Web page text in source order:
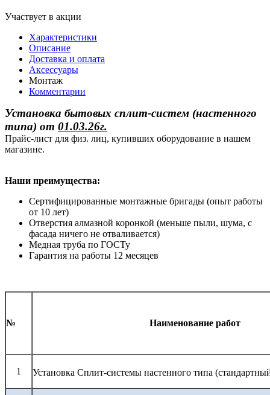
Участвует в акции
Характеристики
Описание
Доставка и оплата
Аксессуары
Монтаж
Комментарии
Установка бытовых сплит-систем (настенного
типа) от 01.03.26г.
Прайс-лист для физ. лиц, купивших оборудование в нашем
магазине.
Наши преимущества:
Сертифицированные монтажные бригады (опыт работы
от 10 лет)
Отверстия алмазной коронкой (меньше пыли, шума, с
фасада ничего не отваливается)
Медная труба по ГОСТу
Гарантия на работы 12 месяцев
№ Наименование работ
1 Установка Сплит-системы настенного типа